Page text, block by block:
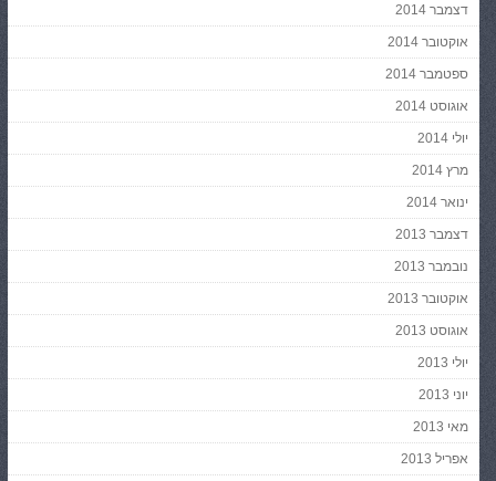
דצמבר 2014
אוקטובר 2014
ספטמבר 2014
אוגוסט 2014
יולי 2014
מרץ 2014
ינואר 2014
דצמבר 2013
נובמבר 2013
אוקטובר 2013
אוגוסט 2013
יולי 2013
יוני 2013
מאי 2013
אפריל 2013